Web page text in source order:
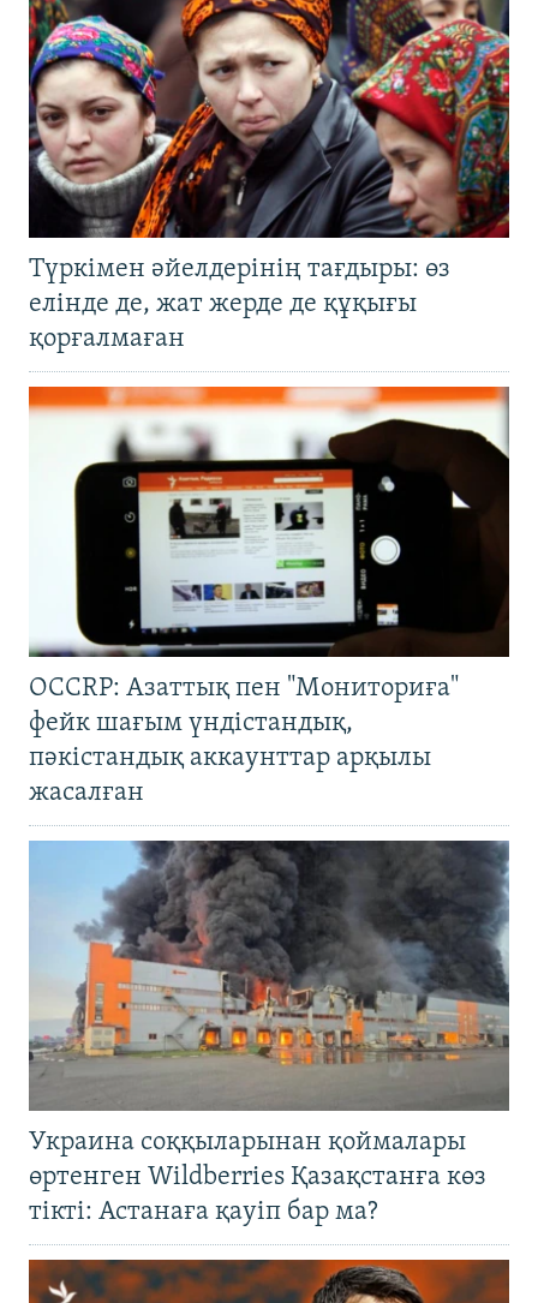
Түркімен әйелдерінің тағдыры: өз
елінде де, жат жерде де құқығы
қорғалмаған
OCCRP: Азаттық пен "Мониториға"
фейк шағым үндістандық,
пәкістандық аккаунттар арқылы
жасалған
Украина соққыларынан қоймалары
өртенген Wildberries Қазақстанға көз
тікті: Астанаға қауіп бар ма?